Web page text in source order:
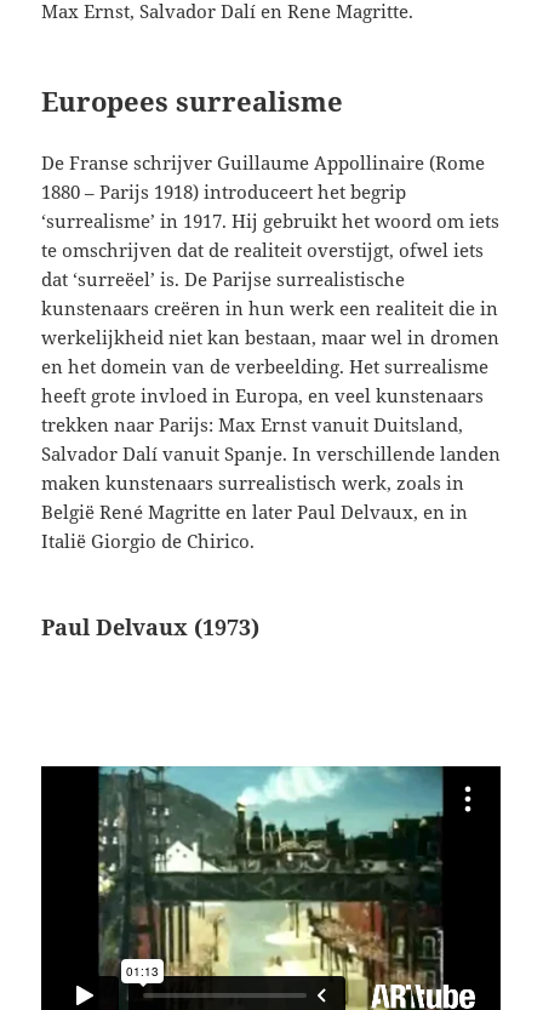
Max Ernst, Salvador Dalí en Rene Magritte.
Europees surrealisme
De Franse schrijver Guillaume Appollinaire (Rome
1880 – Parijs 1918) introduceert het begrip
‘surrealisme’ in 1917. Hij gebruikt het woord om iets
te omschrijven dat de realiteit overstijgt, ofwel iets
dat ‘surreëel’ is. De Parijse surrealistische
kunstenaars creëren in hun werk een realiteit die in
werkelijkheid niet kan bestaan, maar wel in dromen
en het domein van de verbeelding. Het surrealisme
heeft grote invloed in Europa, en veel kunstenaars
trekken naar Parijs: Max Ernst vanuit Duitsland,
Salvador Dalí vanuit Spanje. In verschillende landen
maken kunstenaars surrealistisch werk, zoals in
België René Magritte en later Paul Delvaux, en in
Italië Giorgio de Chirico.
Paul Delvaux (1973)